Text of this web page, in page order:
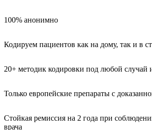
100% анонимно
Кодируем пациентов как на дому, так и в
20+ методик кодировки под любой случай
Только европейские препараты с
Стойкая ремиссия на 2 года при
врача